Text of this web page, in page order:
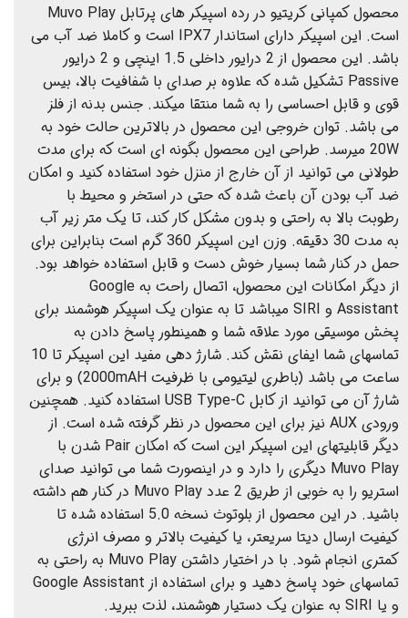
محصول کمپانی کریتیو در رده اسپیکر های پرتابل Muvo Play
است. این اسپیکر دارای استاندار IPX7 است و کاملا ضد آب می
باشد. این محصول از 2 درایور داخلی 1.5 اینچی و 2 درایور
Passive تشکیل شده که علاوه بر صدای با شفافیت بالا، بیس
قوی و قابل احساسی را به شما منتقا میکند. جنس بدنه از فلز
می باشد. توان خروجی این محصول در بالاترین حالت خود به
20W میرسد. طراحی این محصول بگونه ای است که برای مدت
طولانی می توانید از آن خارج از منزل خود استفاده کنید و امکان
ضد آب بودن آن باعث شده که حتی در استخر و محیط با
رطوبت بالا به راحتی و بدون مشکل کار کند، تا یک متر زیر آب
به مدت 30 دقیقه. وزن این اسپیکر 360 گرم است بنابراین برای
حمل در کنار شما بسیار خوش دست و قابل استفاده خواهد بود.
از دیگر امکانات این محصول، اتصال راحت به Google
Assistant و SIRI میباشد تا به عنوان یک اسپیکر هوشمند برای
پخش موسیقی مورد علاقه شما و همینطور پاسخ دادن به
تماسهای شما ایفای نقش کند. شارژ دهی مفید این اسپیکر تا 10
ساعت می باشد (باطری لیتیومی با ظرفیت 2000mAH) و برای
شارژ آن می توانید از کابل USB Type-C استفاده کنید. همچنین
ورودی AUX نیز برای این محصول در نظر گرفته شده است. از
دیگر قابلیتهای این اسپیکر این است که امکان Pair شدن با
Muvo Play دیگری را دارد و در اینصورت شما می توانید صدای
استریو را به خوبی از طریق 2 عدد Muvo Play در کنار هم داشته
باشید. در این محصول از بلوتوث نسخه 5.0 استفاده شده تا
کیفیت ارسال دیتا سریعتر، یا کیفیت بالاتر و مصرف انرژی
کمتری انجام شود. با در اختیار داشتن Muvo Play به راحتی به
تماسهای خود پاسخ دهید و برای استفاده از Google Assistant
و یا SIRI به عنوان یک دستیار هوشمند، لذت ببرید.